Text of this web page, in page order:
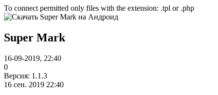
To connect permitted only files with the extension: .tpl or .php
Super Mark
16-09-2019, 22:40
0
Версия: 1.1.3
16 сен. 2019 22:40